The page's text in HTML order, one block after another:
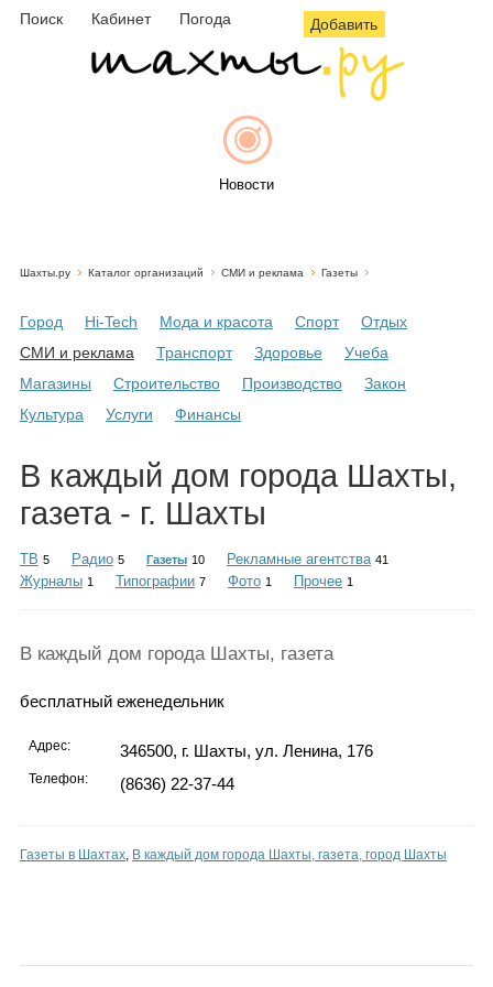
Поиск Кабинет Погода Добавить
Новости
Объявления
Гороскоп
Шахты.ру Каталог организаций СМИ и реклама Газеты
Город Hi-Tech Мода и красота Спорт
Отдых
СМИ и реклама
Транспорт Здоровье
Учеба
Магазины
Строительство Производство
Закон
Культура
Услуги Финансы
В каждый дом города Шахты,
газета - г. Шахты
ТВ 5 Радио 5 Газеты 10 Рекламные агентства 41
Журналы 1 Типографии 7 Фото 1 Прочее 1
В каждый дом города Шахты, газета
бесплатный еженедельник
Адрес: 346500, г. Шахты, ул. Ленина, 176
Телефон: (8636) 22-37-44
Газеты в Шахтах, В каждый дом города Шахты, газета, город Шахты